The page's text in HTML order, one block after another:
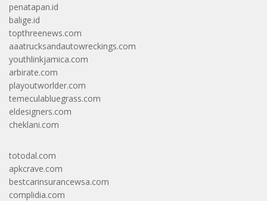
penatapan.id
balige.id
topthreenews.com
aaatrucksandautowreckings.com
youthlinkjamica.com
arbirate.com
playoutworlder.com
temeculabluegrass.com
eldesigners.com
cheklani.com
totodal.com
apkcrave.com
bestcarinsurancewsa.com
complidia.com